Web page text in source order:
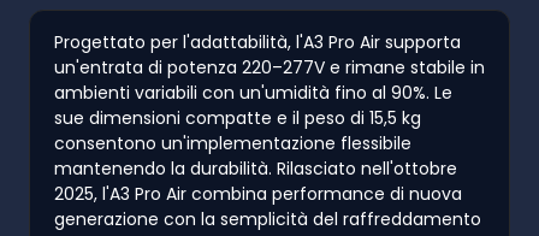
Progettato per l'adattabilità, l'A3 Pro Air supporta
un'entrata di potenza 220–277V e rimane stabile in
ambienti variabili con un'umidità fino al 90%. Le
sue dimensioni compatte e il peso di 15,5 kg
consentono un'implementazione flessibile
mantenendo la durabilità. Rilasciato nell'ottobre
2025, l'A3 Pro Air combina performance di nuova
generazione con la semplicità del raffreddamento